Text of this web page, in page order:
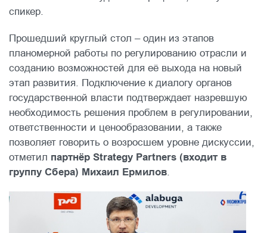
спикер.
Прошедший круглый стол – один из этапов
планомерной работы по регулированию отрасли и
созданию возможностей для её выхода на новый
этап развития. Подключение к диалогу органов
государственной власти подтверждает назревшую
необходимость решения проблем в регулировании,
ответственности и ценообразовании, а также
позволяет говорить о возросшем уровне дискуссии,
отметил партнёр Strategy Partners (входит в
группу Сбера) Михаил Ермилов.